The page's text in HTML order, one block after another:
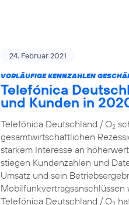
24. Februar 2021
VORLÄUFIGE KENNZAHLEN
Telefónica
und Kunden in
Telefónica Deutschland / O2
gesamtwirtschaftlichen
starkem Interesse an
stiegen Kundenzahlen und
Umsatz und sein
Telefónica Deutschland / O